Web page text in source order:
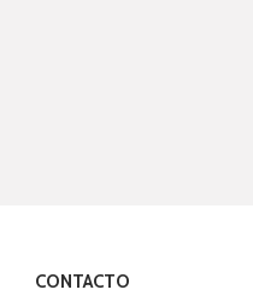
CONTACTO